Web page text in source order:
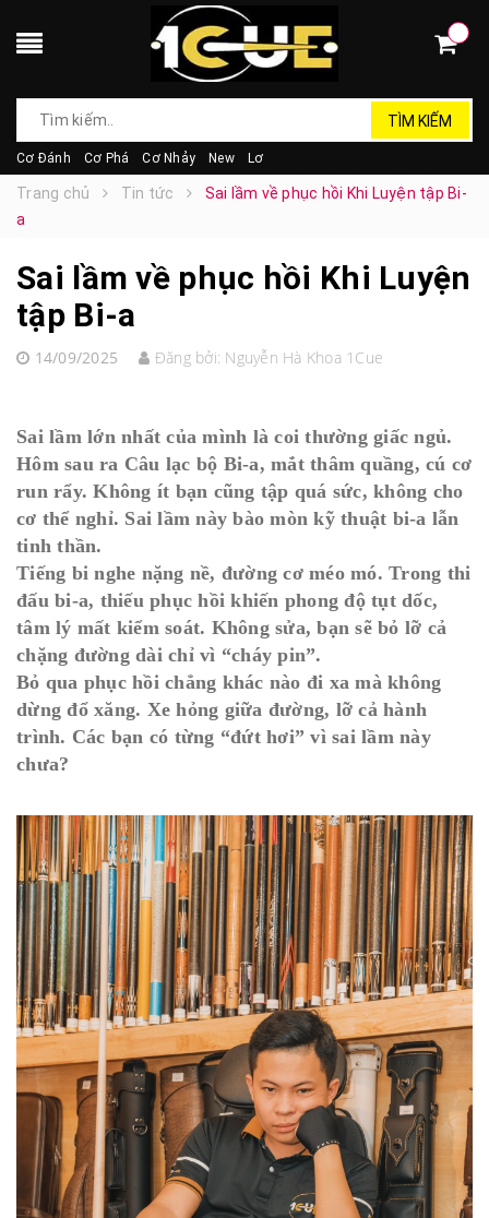
TÌM KIẾM
Cơ Đánh Cơ Phá Cơ Nhảy New Lơ
Trang chủ Tin tức
Sai lầm về phục hồi Khi Luyện tập Bi-
a
Sai lầm về phục hồi Khi Luyện
tập Bi-a
14/09/2025 Đăng bởi: Nguyễn Hà Khoa 1Cue
Sai lầm lớn nhất của mình là coi thường giấc ngủ.
Hôm sau ra Câu lạc bộ Bi-a, mắt thâm quầng, cú cơ
run rẩy. Không ít bạn cũng tập quá sức, không cho
cơ thể nghỉ. Sai lầm này bào mòn kỹ thuật bi-a lẫn
tinh thần.
Tiếng bi nghe nặng nề, đường cơ méo mó. Trong thi
đấu bi-a, thiếu phục hồi khiến phong độ tụt dốc,
tâm lý mất kiểm soát. Không sửa, bạn sẽ bỏ lỡ cả
chặng đường dài chỉ vì “cháy pin”.
Bỏ qua phục hồi chẳng khác nào đi xa mà không
dừng đổ xăng. Xe hỏng giữa đường, lỡ cả hành
trình. Các bạn có từng “đứt hơi” vì sai lầm này
chưa?